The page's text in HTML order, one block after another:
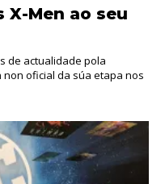
X-Men ao seu
de actualidade pola
oficial da súa etapa nos